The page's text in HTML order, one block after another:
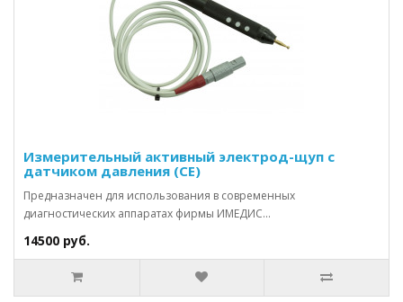
Измерительный активный электрод-щуп с
датчиком давления (СЕ)
Предназначен для использования в современных
диагностических аппаратах фирмы ИМЕДИС...
14500 руб.